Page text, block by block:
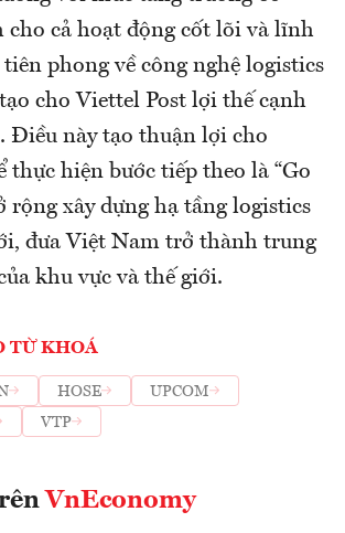
cho cả hoạt động cốt lõi và lĩnh
phong về công nghệ logistics
cho Viettel Post lợi thế cạnh
Điều này tạo thuận lợi cho
thực hiện bước tiếp theo là “Go
rộng xây dựng hạ tầng logistics
đưa Việt Nam trở thành trung
khu vực và thế giới.
TỪ KHOÁ
HOSE
UPCOM
VTP
VnEconomy